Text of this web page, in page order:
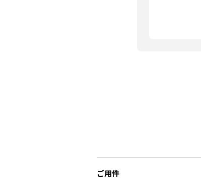
ご用件